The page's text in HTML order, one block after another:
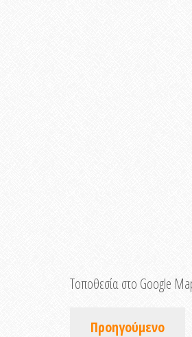
Τοποθεσία στο Google
Προηγούμενο